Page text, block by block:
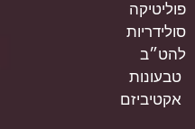
פוליטיקה
סולידריות
להט״ב
טבעונות
אקטיביזם